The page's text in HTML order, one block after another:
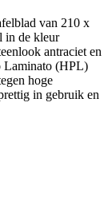
van 210 x
in de kleur
antraciet en
Laminato (HPL)
hoge
in gebruik en